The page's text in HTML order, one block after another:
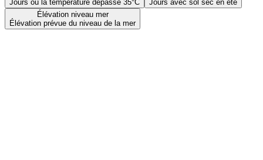
Jours où la température dépasse 35°C
Jours avec sol sec en été
Élévation niveau mer
Élévation prévue du niveau de la mer